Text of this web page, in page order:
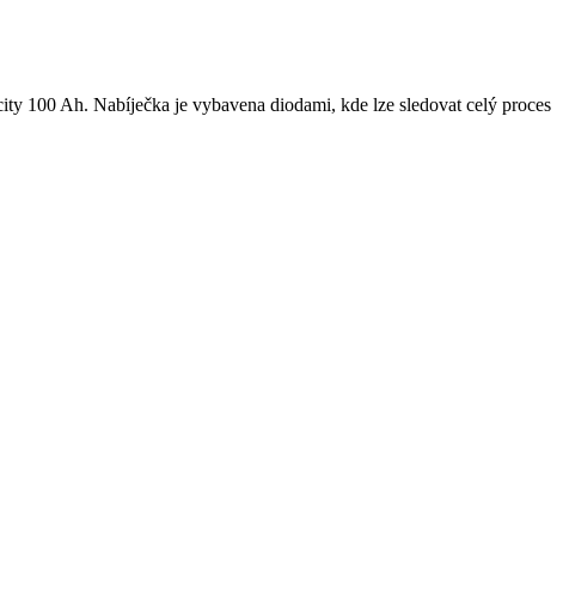
100 Ah. Nabíječka je vybavena diodami, kde lze sledovat celý proces